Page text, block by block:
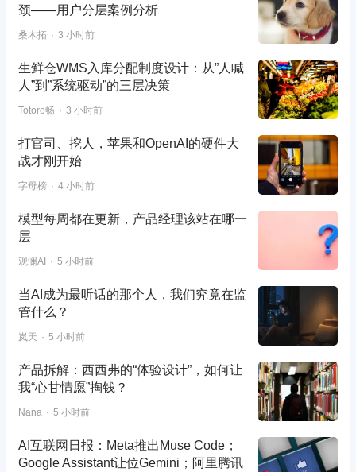
颈——用户分层案例分析
桑木拓 3 小时前
生鲜仓WMS入库分配制度设计：从”人喊
人”到”系统驱动”的三层决策
Totoro畅 3 小时前
打官司、挖人，苹果和OpenAI的硬件大
战才刚开始
字母榜 4 小时前
模型每周都在更新，产品经理该站在哪一
层
观澜AI 5 小时前
当AI成为最听话的那个人，我们究竟在监
管什么？
岚天 5 小时前
产品拆解：西西弗的“体验设计”，如何让
我“心甘情愿”掏钱？
Nana 5 小时前
AI互联网日报：Meta推出Muse Code；
Google Assistant让位Gemini；阿里腾讯